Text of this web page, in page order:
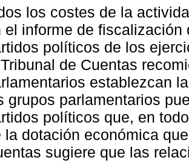
los costes de la
el informe de
políticos de los
de Cuentas
establezcan
grupos parlamentarios
políticos que, en
la dotación económica
sugiere que las